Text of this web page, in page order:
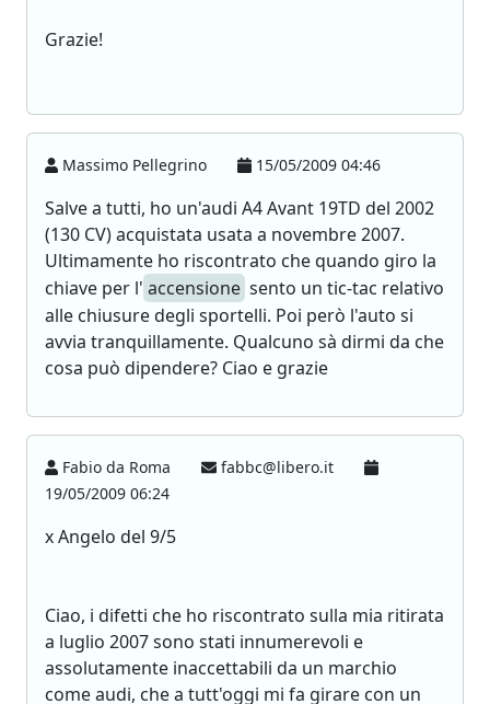
Grazie!
Massimo Pellegrino 15/05/2009 04:46
Salve a tutti, ho un'audi A4 Avant 19TD del 2002
(130 CV) acquistata usata a novembre 2007.
Ultimamente ho riscontrato che quando giro la
chiave per l' accensione sento un tic-tac relativo
alle chiusure degli sportelli. Poi però l'auto si
avvia tranquillamente. Qualcuno sà dirmi da che
cosa può dipendere? Ciao e grazie
Fabio da Roma
fabbc@libero.it
19/05/2009 06:24
x Angelo del 9/5
Ciao, i difetti che ho riscontrato sulla mia ritirata
a luglio 2007 sono stati innumerevoli e
assolutamente inaccettabili da un marchio
come audi, che a tutt'oggi mi fa girare con un